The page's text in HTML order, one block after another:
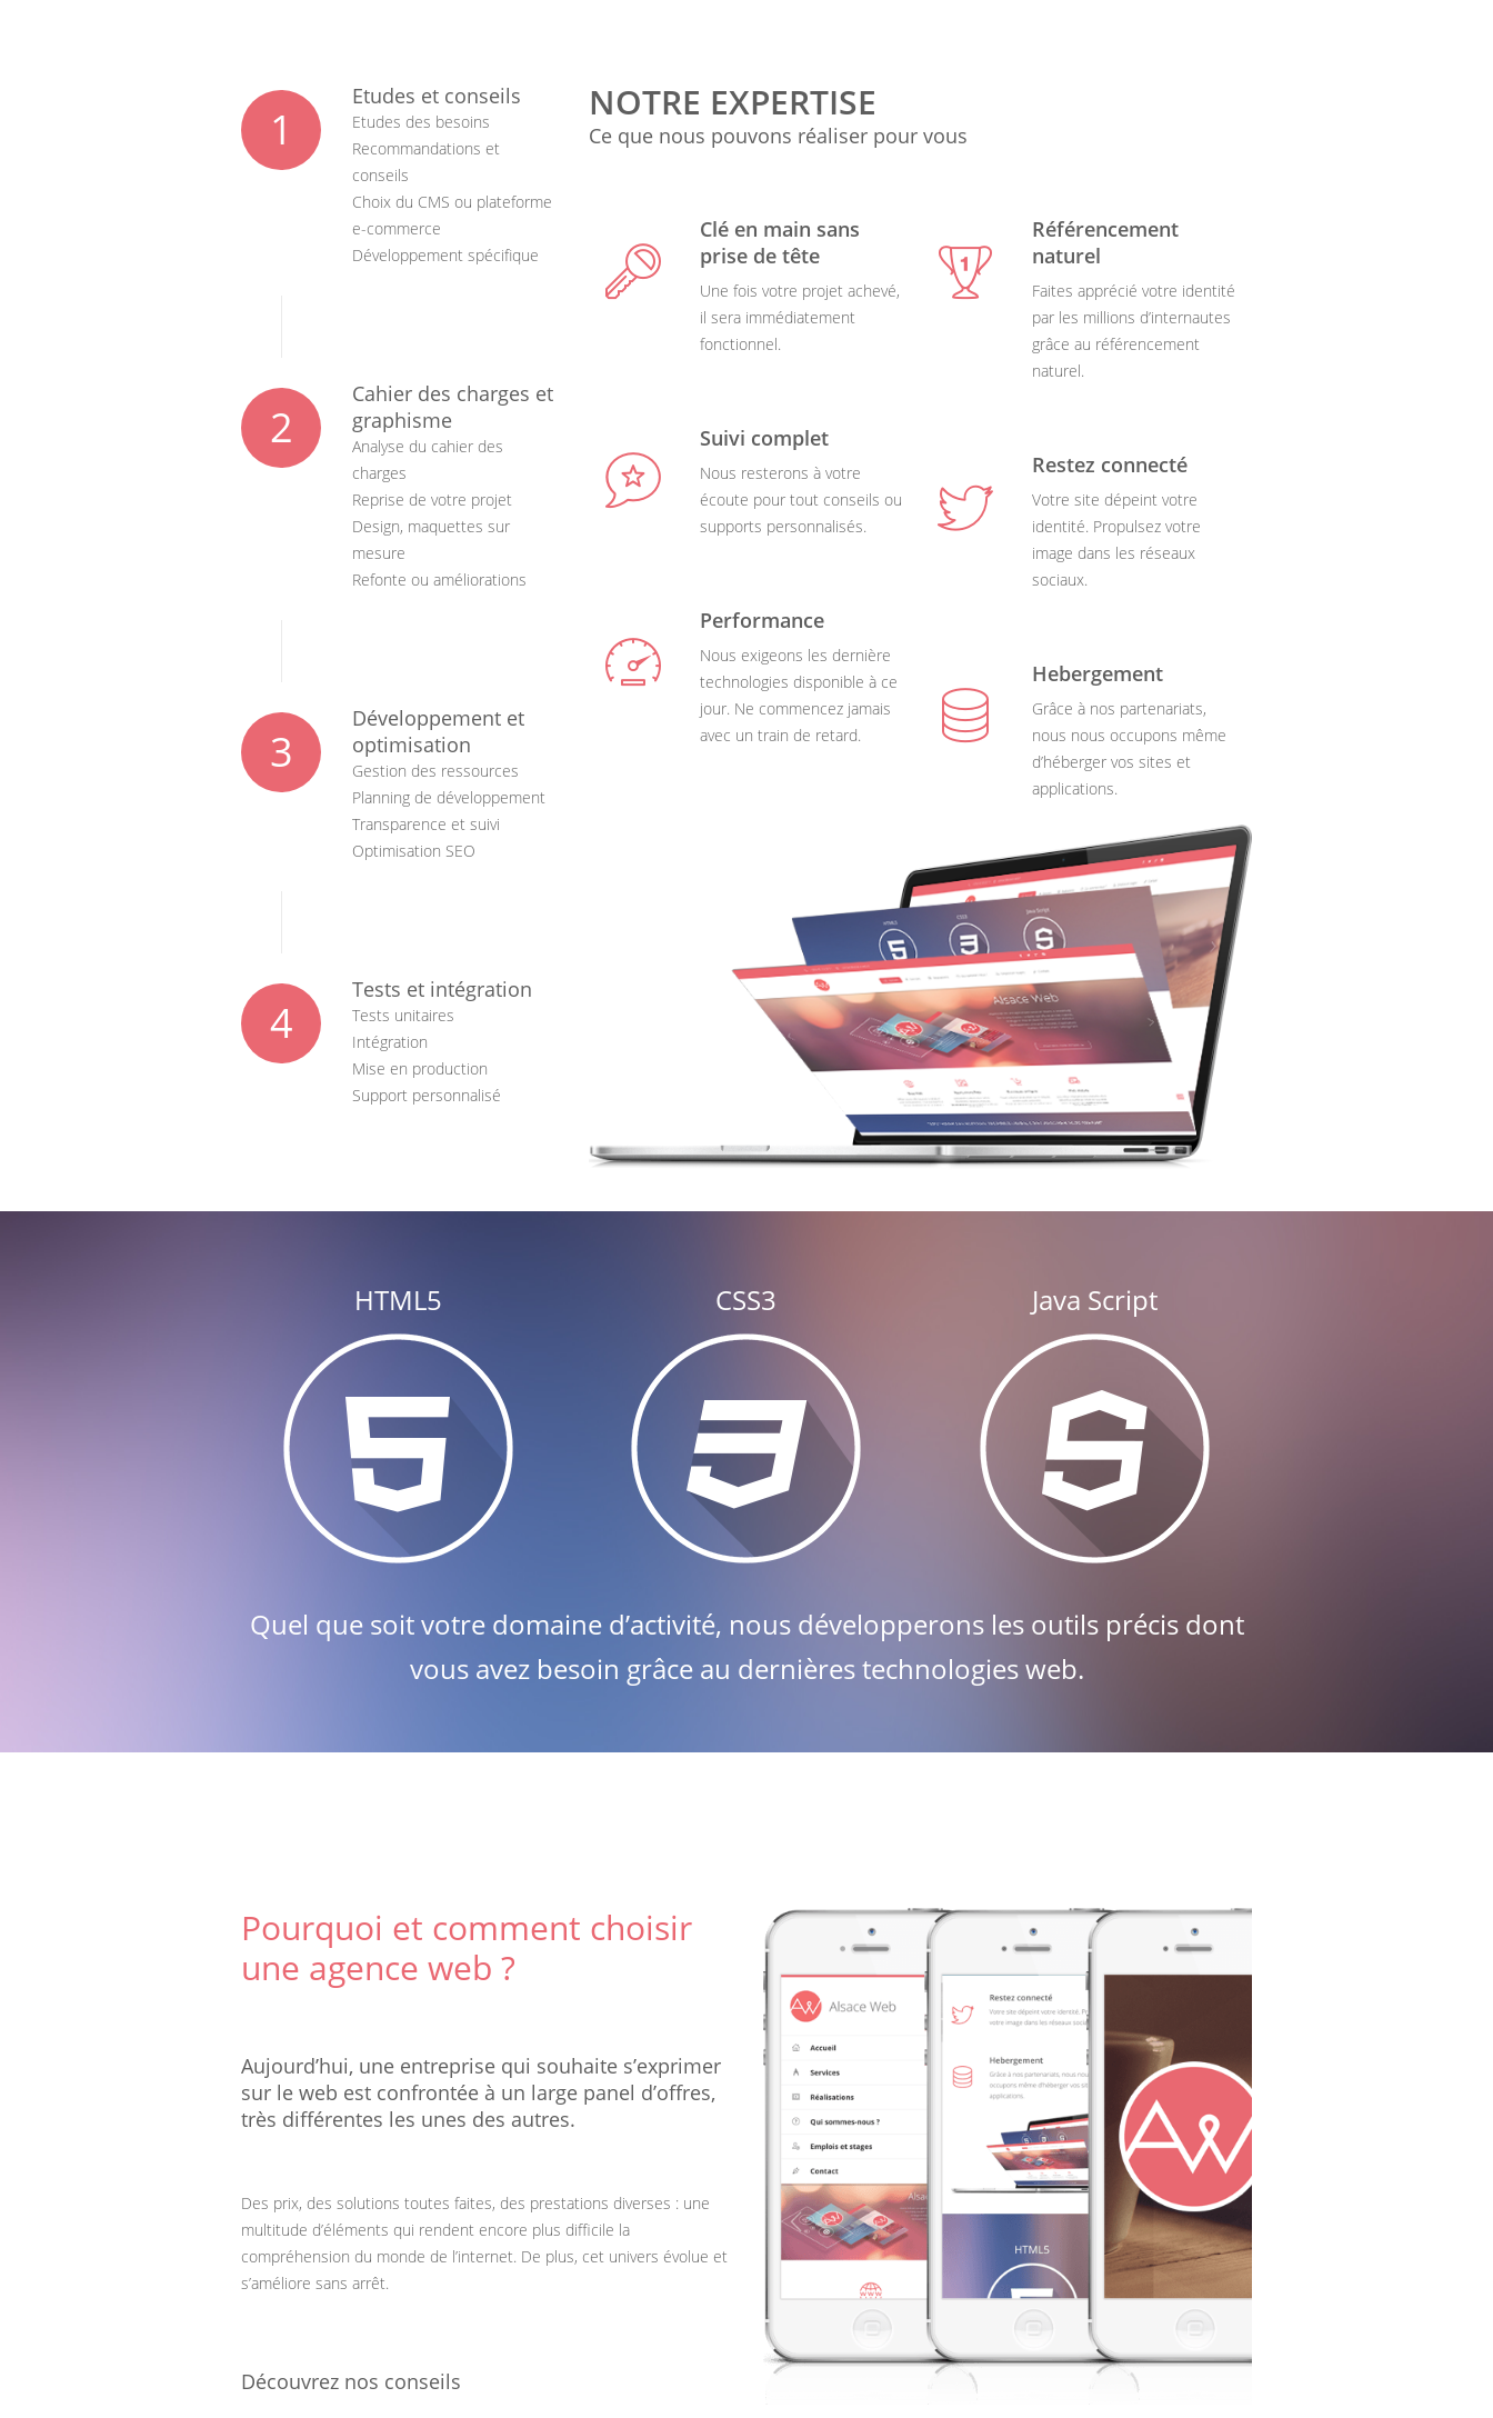
1
Etudes et conseils
Etudes des besoins
Recommandations et
conseils
Choix du CMS ou plateforme
e-commerce
Développement spécifique
2
Cahier des charges et
graphisme
Analyse du cahier des
charges
Reprise de votre projet
Design, maquettes sur
mesure
Refonte ou améliorations
3
Développement et
optimisation
Gestion des ressources
Planning de développement
Transparence et suivi
Optimisation SEO
4
Tests et intégration
Tests unitaires
Intégration
Mise en production
Support personnalisé
NOTRE EXPERTISE
Ce que nous pouvons réaliser pour vous
Clé en main sans
prise de tête
Une fois votre projet achevé,
il sera immédiatement
fonctionnel.
Suivi complet
Nous resterons à votre
écoute pour tout conseils ou
supports personnalisés.
Performance
Nous exigeons les dernière
technologies disponible à ce
jour. Ne commencez jamais
avec un train de retard.
Référencement
naturel
Faites apprécié votre identité
par les millions d’internautes
grâce au référencement
naturel.
Restez connecté
Votre site dépeint votre
identité. Propulsez votre
image dans les réseaux
sociaux.
Hebergement
Grâce à nos partenariats,
nous nous occupons même
d’héberger vos sites et
applications.
HTML5 CSS3 Java Script
Quel que soit votre domaine d’activité, nous développerons les outils précis dont
vous avez besoin grâce au dernières technologies web.
Pourquoi et comment choisir
une agence web ?
Aujourd’hui, une entreprise qui souhaite s’exprimer
sur le web est confrontée à un large panel d’offres,
très différentes les unes des autres.
Des prix, des solutions toutes faites, des prestations diverses : une
multitude d’éléments qui rendent encore plus difficile la
compréhension du monde de l’internet. De plus, cet univers évolue et
s’améliore sans arrêt.
Découvrez nos conseils